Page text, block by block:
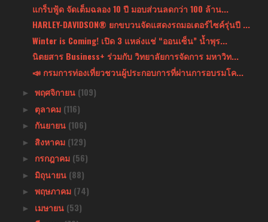
แกร็บฟู้ด จัดเต็มฉลอง 10 ปี มอบส่วนลดกว่า 100 ล้าน...
HARLEY-DAVIDSON® ยกขบวนจัดแสดงรถมอเตอร์ไซค์รุ่นปี ...
Winter is Coming! เปิด 3 แหล่งแช่ “ออนเซ็น” น้ำพุร...
นิตยสาร Business+ ร่วมกับ วิทยาลัยการจัดการ มหาวิท...
📣 กรมการท่องเที่ยวชวนผู้ประกอบการที่ผ่านการอบรมโค...
► พฤศจิกายน (109)
► ตุลาคม (116)
► กันยายน (106)
► สิงหาคม (129)
► กรกฎาคม (56)
► มิถุนายน (88)
► พฤษภาคม (74)
► เมษายน (53)